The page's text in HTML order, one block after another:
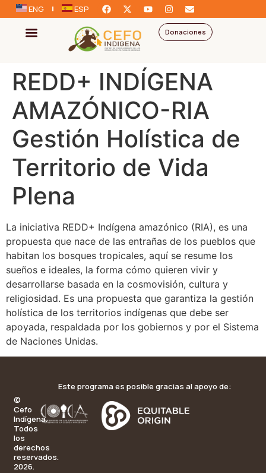
ENG ESP
Donaciones
REDD+ INDÍGENA
AMAZÓNICO-RIA
Gestión Holística de
Territorio de Vida
Plena
La iniciativa REDD+ Indígena amazónico (RIA), es una
propuesta que nace de las entrañas de los pueblos que
habitan los bosques tropicales, aquí se resume los
sueños e ideales, la forma cómo quieren vivir y
desarrollarse basada en la cosmovisión, cultura y
religiosidad. Es una propuesta que garantiza la gestión
holística de los territorios indígenas que debe ser
apoyada, respaldada por los gobiernos y por el Sistema
de Naciones Unidas.
©
Cefo
Indígena.
Todos
los
derechos
reservados.
2026.
Este programa es posible gracias al apoyo de: